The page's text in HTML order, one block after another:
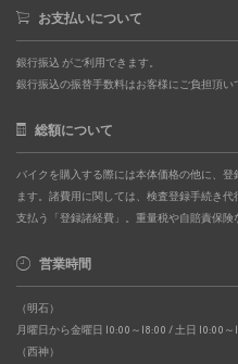
お支払いについて
銀行振込 がご利用できます。
銀行振込の振替手数料はお客様にご負担頂い
総額について
バイクを購入する際には本体価格の他に、
ます。諸費用に関しては、検査登録手続き
支払う「登録諸経費」。重量税や自賠責保険
営業時間
（明石）
月曜日から金曜日 10:00～18:00 / 土日 10:00～
（西神）